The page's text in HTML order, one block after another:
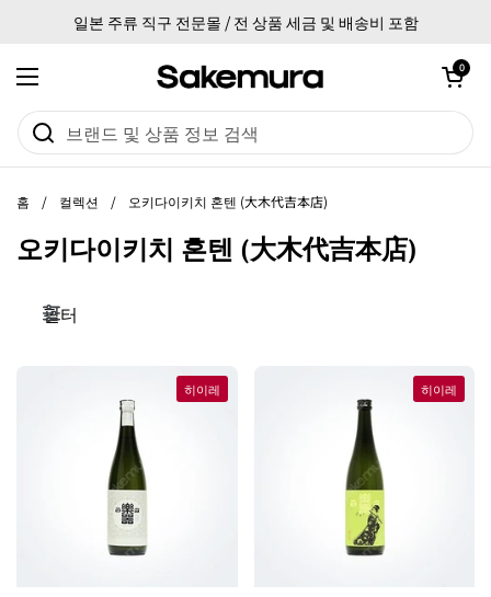
일본 주류 직구 전문몰 / 전 상품 세금 및 배송비 포함
메뉴 열기
카트 열기
0
홈 / 컬렉션 / 오키다이키치 혼텐 (大木代吉本店)
오키다이키치 혼텐 (大木代吉本店)
필터
히이레 히이레